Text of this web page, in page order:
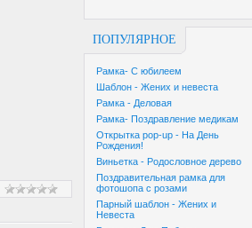
ПОПУЛЯРНОЕ
Рамка- С юбилеем
Шаблон - Жених и невеста
Рамка - Деловая
Рамка- Поздравление медикам
Открытка pop-up - На День
Рождения!
Виньетка - Родословное дерево
Поздравительная рамка для
фотошопа с розами
Парный шаблон - Жених и
Невеста